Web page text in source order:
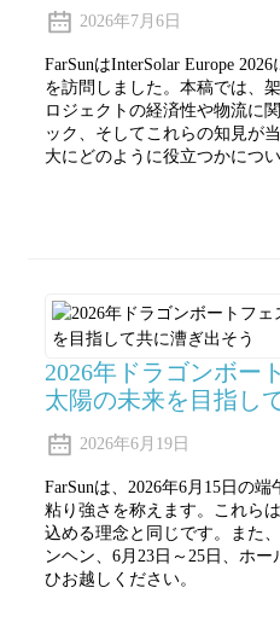
2026年7月6日
FarSunはInterSolar Europe
を訪問しました。本稿では、
ロジェクトの経済性や物流に
ック、そしてこれらの知見が
大にどのように役立つかにつ
2026年ドラゴンボー
太陽の未来を目指し
2026年6月19日
FarSunは、2026年6月15日の
粘り強さを称えます。これら
込める理念と同じです。また
ンヘン、6月23日～25日、ホ
ひお越しください。